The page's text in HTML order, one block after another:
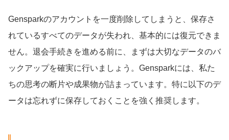
Gensparkのアカウントを一度削除してしまうと、保存さ
れているすべてのデータが失われ、基本的には復元できま
せん。退会手続きを進める前に、まずは大切なデータのバ
ックアップを確実に行いましょう。Gensparkには、私た
ちの思考の断片や成果物が詰まっています。特に以下のデ
ータは忘れずに保存しておくことを強く推奨します。